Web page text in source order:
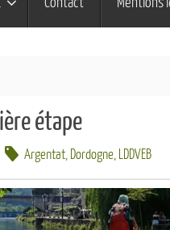
étape
Argentat, Dordogne, LDDVEB